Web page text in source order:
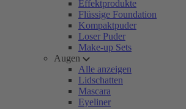
Effektprodukte
Flüssige Foundation
Kompaktpuder
Loser Puder
Make-up Sets
Augen
Alle anzeigen
Lidschatten
Mascara
Eyeliner